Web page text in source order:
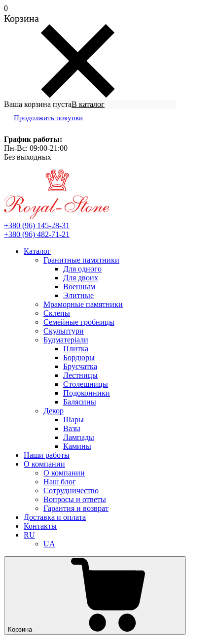
0
Корзина
Ваша корзина пустаВ каталог
Продолжить покупки
График работы:
Пн-Вс: 09:00-21:00
Без выходных
+380 (96) 145-28-31
+380 (96) 482-71-21
Каталог
Гранитные памятники
Для одного
Для двоих
Военным
Элитные
Мраморные памятники
Склепы
Семейные гробницы
Скульптури
Будматеріали
Плитка
Бордюры
Брусчатка
Лестницы
Столешницы
Подоконники
Балясины
Декор
Шары
Вазы
Лампады
Камины
Наши работы
О компании
О компании
Наш блог
Сотрудничество
Вопросы и ответы
Гарантия и возврат
Доставка и оплата
Контакты
RU
UA
Корзина